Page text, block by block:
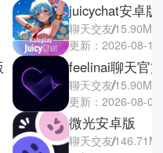
juicychat安卓版
聊天交友15.90M
更新：2026-08-10
feelinai聊天官
聊天交友15.90M
更新：2026-08-09
微光安卓版
聊天交友146.71M